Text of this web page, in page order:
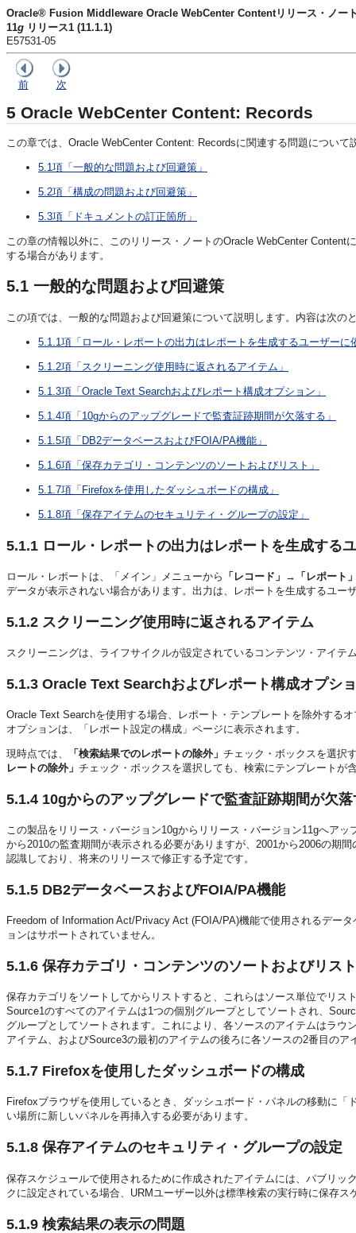
Oracle® Fusion Middleware Oracle WebCenter Contentリリース・ノー
11g リリース1 (11.1.1)
E57531-05
前 次
5 Oracle WebCenter Content: Records
この章では、Oracle WebCenter Content: Recordsに関連する問題につい
5.1項「一般的な問題および回避策」
5.2項「構成の問題および回避策」
5.3項「ドキュメントの訂正箇所」
この章の情報以外に、このリリース・ノートのOracle WebCenter
する場合があります。
5.1 一般的な問題および回避策
この項では、一般的な問題および回避策について説明します。内容は次の
5.1.1項「ロール・レポートの出力はレポートを生成するユーザーに
5.1.2項「スクリーニング使用時に返されるアイテム」
5.1.3項「Oracle Text Searchおよびレポート構成オプション」
5.1.4項「10gからのアップグレードで監査証跡期間が欠落する」
5.1.5項「DB2データベースおよびFOIA/PA機能」
5.1.6項「保存カテゴリ・コンテンツのソートおよびリスト」
5.1.7項「Firefoxを使用したダッシュボードの構成」
5.1.8項「保存アイテムのセキュリティ・グループの設定」
5.1.1 ロール・レポートの出力はレポートを生成する
ロール・レポートは、「メイン」メニューから 「レコード」 → 「レポート
データが表示されない場合があります。出力は、レポートを生成するユ
5.1.2 スクリーニング使用時に返されるアイテム
スクリーニングは、ライフサイクルが設定されているコンテンツ・アイ
5.1.3 Oracle Text Searchおよびレポート構成オプシ
Oracle Text Searchを使用する場合、レポート・テンプレートを除外する
オプションは、「レポート設定の構成」ページに表示されます。
現時点では、 「検索結果でのレポートの除外」 チェック・ボックスを選択
レートの除外」 チェック・ボックスを選択しても、検索にテンプレートが
5.1.4 10gからのアップグレードで監査証跡期間が欠落
この製品をリリース・バージョン10gからリリース・バージョン11gへア
から2010の監査期間が表示される必要がありますが、2001から2006の期
認識しており、将来のリリースで修正する予定です。
5.1.5 DB2データベースおよびFOIA/PA機能
Freedom of Information Act/Privacy Act (FOIA/PA)機能で使用されるデー
ョンはサポートされていません。
5.1.6 保存カテゴリ・コンテンツのソートおよびリスト
保存カテゴリをソートしてからリストすると、これらはソース単位でリ
Source1のすべてのアイテムは1つの個別グループとしてソートされ、
グループとしてソートされます。これにより、各ソースのアイテムはラ
アイテム、およびSource3の最初のアイテムの後ろに各ソースの2番目のア
5.1.7 Firefoxを使用したダッシュボードの構成
Firefoxブラウザを使用しているとき、ダッシュボード・パネルの移動に
い場所に新しいパネルを再挿入する必要があります。
5.1.8 保存アイテムのセキュリティ・グループの設定
保存スケジュールで使用されるために作成されたアイテムには、パブリ
クに設定されている場合、URMユーザー以外は標準検索の実行時に保存
5.1.9 検索結果の表示の問題